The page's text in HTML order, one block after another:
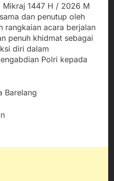
Mikraj 1447 H / 2026 M
dan penutup oleh
rangkaian acara berjalan
penuh khidmat sebagai
diri dalam
Polri kepada
Barelang